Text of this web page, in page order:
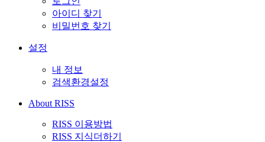
아이디 찾기
비밀번호 찾기
설정
내 정보
검색환경설정
About RISS
RISS 이용방법
RISS 지식더하기